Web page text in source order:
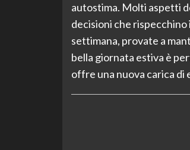
autostima. Molti aspetti
decisioni che
settimana, provate a
bella giornata estiva è
offre una nuova carica di